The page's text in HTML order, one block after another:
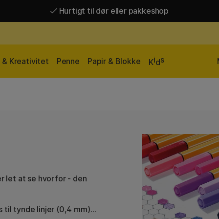
Hurtigt til dør eller pakkeshop
& Kreativitet Penne Papir & Blokke Kids
let at se hvorfor - den
tynde linjer (0,4 mm)